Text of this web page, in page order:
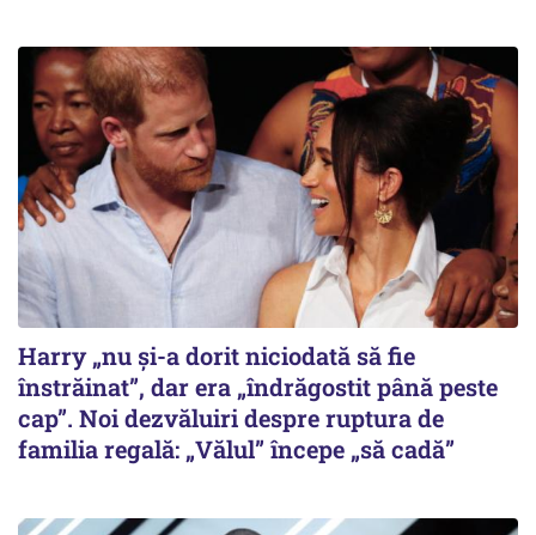
Harry „nu și-a dorit niciodată să fie
înstrăinat”, dar era „îndrăgostit până peste
cap”. Noi dezvăluiri despre ruptura de
familia regală: „Vălul” începe „să cadă”